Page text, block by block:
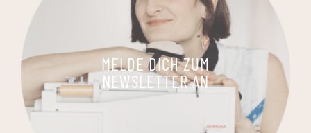
MELDE DICH ZUM
NEWSLETTER AN